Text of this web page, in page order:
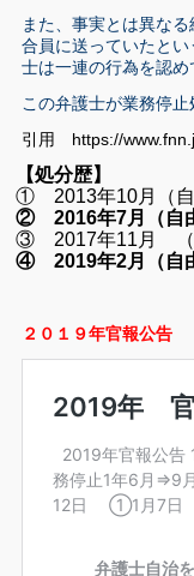
また、事実とは異な
合員に送っていたと
士は一連の行為を認め
この弁護士が業務停止
引用 https://
【処分歴】
① 2013年10月（
② 2016年7月（自
③ 2017年11月 （
④ 2019年2月（自
２０１９年官報公告